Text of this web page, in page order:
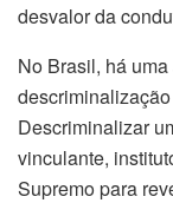
desvalor da
No Brasil, há
Descriminalizar
vinculante,
Supremo para